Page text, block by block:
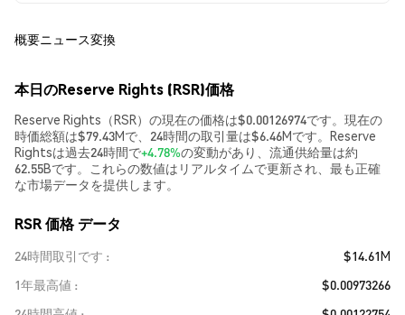
概要ニュース変換
本日のReserve Rights (RSR)価格
Reserve Rights（RSR）の現在の価格は$0.00126974です。現在の
時価総額は$79.43Mで、24時間の取引量は$6.46Mです。Reserve
Rightsは過去24時間で+4.78%の変動があり、流通供給量は約
62.55Bです。これらの数値はリアルタイムで更新され、最も正確
な市場データを提供します。
RSR 価格 データ
24時間取引です
$14.61M
1年最高値
$0.00973266